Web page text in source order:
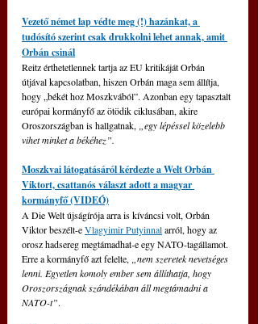
Vezető német lap védte meg (!) hazánkat, a
tudósító szerint csak drukkolni lehet annak, amit
Orbán csinál
Reitz érthetetlennek tartja az EU kritikáját Orbán
útjával kapcsolatban, hiszen Orbán maga sem állítja,
hogy „békét hoz Moszkvából”. Azonban egy tapasztalt
európai kormányfő az ötödik ciklusában, akire
Oroszországban is hallgatnak, „egy lépéssel közelebb
vihet minket a békéhez”.
Moszkvai látogatásáról kérdezte a Welt Orbán
Viktort, csattanós választ adott a magyar
kormányfő (VIDEÓ)
A Die Welt újságírója arra is kíváncsi volt, Orbán
Viktor beszélt-e Vlagyimir Putyinnal arról, hogy az
orosz hadsereg megtámadhat-e egy NATO-tagállamot.
Erre a kormányfő azt felelte, „nem szeretek nevetséges
lenni. Egyetlen komoly ember sem állíthatja, hogy
Oroszországnak szándékában áll megtámadni a
NATO-t”.